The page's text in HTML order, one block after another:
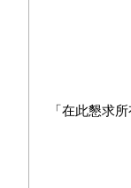
「在此懇求